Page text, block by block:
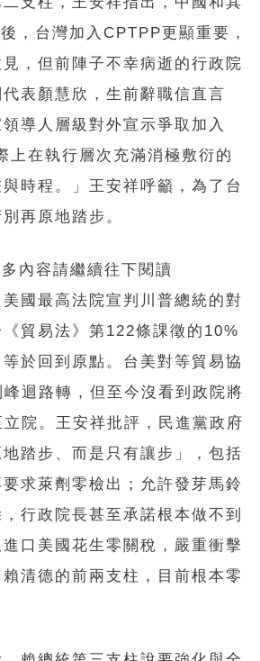
，台灣加入CPTPP更顯重要，
，但前陣子不幸病逝的行政院
表顏慧欣，生前辭職信直言
領導人層級對外宣示爭取加入
上在執行層次充滿消極敷衍的
時程。」王安祥呼籲，為了台
再原地踏步。
內容請繼續往下閱讀
國最高法院宣判川普總統的對
貿易法》第122條課徵的10%
於回到原點。台美對等貿易協
迴路轉，但至今沒看到政院將
院。王安祥批評，民進黨政府
踏步、而是只有讓步」，包括
求萊劑零檢出；允許發芽馬鈴
行政院長甚至承諾根本做不到
口美國花生零關稅，嚴重衝擊
清德的前兩支柱，目前根本零